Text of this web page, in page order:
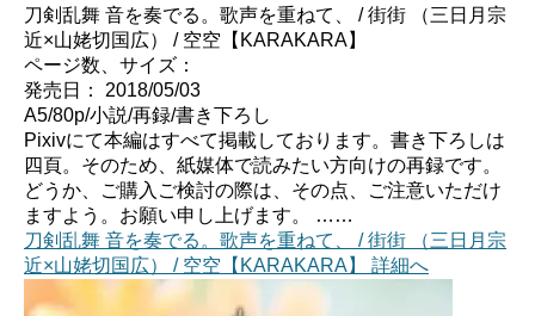
刀剣乱舞 音を奏でる。歌声を重ねて、 / 街街 （三日月宗
近×山姥切国広） / 空空【KARAKARA】
ページ数、サイズ：
発売日： 2018/05/03
A5/80p/小説/再録/書き下ろし
Pixivにて本編はすべて掲載しております。書き下ろしは
四頁。そのため、紙媒体で読みたい方向けの再録です。
どうか、ご購入ご検討の際は、その点、ご注意いただけ
ますよう。お願い申し上げます。 ……
刀剣乱舞 音を奏でる。歌声を重ねて、 / 街街 （三日月宗
近×山姥切国広） / 空空【KARAKARA】 詳細へ